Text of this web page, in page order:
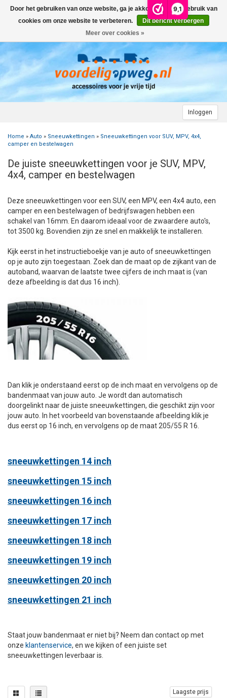
9,1
Inloggen
Menu
+
FIETSENDRAGER
FIETSENDRAGER OP DE TREKHAAK
FIETSENDRAGER VOOR ELEKTRISCHE FIETSEN
TWINNY LOAD ONDERDELEN
INFORMATIE OVER FIETSENDRAGERS
DAKDRAGERS
FORD
OPEL
RENAULT
VOLKSWAGEN (TOT VW PASSAT)
OVERIGE AUTOMERKEN
INFORMATIE DAKDRAGER SYSTEMEN
+
AUTOHOES POLYESTER EN 3-LAAGS
DAKHOES POLYESTER
WIELDOPPEN
12 INCH
14 INCH
16 INCH
INFORMATIE OVER WIELDOPPEN
LAADKABEL ELEKTRISCHE AUTO
LAADKABEL TYPE 1
ELEKTRISCH LADEN
JUMPSTARTER
VEILIG OP WEG
AUTOSTOELTJE
INFORMATIE OVER DAKKOFFERS
SNEEUWKETTINGEN
BESTELWAGEN
SNEEUWKETTINGEN VOOR (LICHTE) PERSONENWAGEN
INFORMATIE OVER SNEEUWKETTINGEN
INFORMATIE OVER WETGEVING
+
CAMPER
WIELDOPPEN
+
ZOEKHULP NAAR CAMPERHOES
INFORMATIE OVER CAMPERHOEZEN
SNEEUWKETTINGEN
PECH ONDERWEG
VEILIG OP WEG
AANHANGWAGEN
ACCESSOIRES
INFORMATIE OVER STEKKERS & STEKKERDOZEN
ONDERDELEN
ADVIES BIJ DEFECTE VERLICHTING
+
ACCULADER
ACCESSOIRES
CARAVAN
ACCULADER
INFORMATIE OVER STEKKERS & STEKKERDOZEN
ONDERDELEN
ADVIES BIJ DEFECTE VERLICHTING
INFORMATIE OVER CARAVANHOEZEN
TOPDEALS
CAMPER
MOTOR
ZOMER DEALS
Home » Auto » Sneeuwkettingen » Sneeuwkettingen voor SUV, MPV, 4x4,
camper en bestelwagen
De juiste sneeuwkettingen voor je SUV, MPV,
4x4, camper en bestelwagen
Deze sneeuwkettingen voor een SUV, een MPV, een 4x4 auto, een
camper en een bestelwagen of bedrijfswagen hebben een
schakel van 16mm. En daarom ideaal voor de zwaardere auto's,
tot 3500 kg. Bovendien zijn ze snel en makkelijk te installeren.
Kijk eerst in het instructieboekje van je auto of sneeuwkettingen
op je auto zijn toegestaan. Zoek dan de maat op de zijkant van de
autoband, waarvan de laatste twee cijfers de inch maat is (van
deze afbeelding is dat dus 16 inch).
Dan klik je onderstaand eerst op de inch maat en vervolgens op de
bandenmaat van jouw auto. Je wordt dan automatisch
doorgelinkt naar de juiste sneeuwkettingen, die geschikt zijn voor
jouw auto. In het voorbeeld van bovenstaande afbeelding klik je
dus eerst op 16 inch, en vervolgens op de maat 205/55 R 16
sneeuwkettingen 14 inch
sneeuwkettingen 15 inch
sneeuwkettingen 16 inch
sneeuwkettingen 17 inch
sneeuwkettingen 18 inch
sneeuwkettingen 19 inch
sneeuwkettingen 20 inch
sneeuwkettingen 21 inch
Staat jouw bandenmaat er niet bij? Neem dan contact op met
klantenservice, en we kijken of een juiste set
sneeuwkettingen leverbaar is.
Laagste prijs
Door het gebruiken van onze website, ga je akkoord met het gebruik van
cookies om onze website te verbeteren.
Dit bericht verbergen
Meer over cookies »